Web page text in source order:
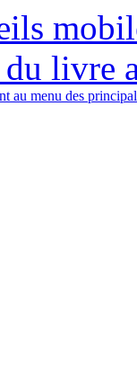
livre
au menu des